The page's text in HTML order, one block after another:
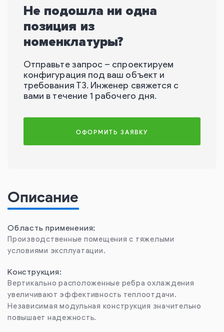
Не подошла ни одна
позиция из
номенклатуры?
Отправьте запрос – спроектируем
конфигурация под ваш объект и
требования ТЗ. Инженер свяжется с
вами в течение 1 рабочего дня.
ОФОРМИТЬ ЗАЯВКУ
Описание
Область применения:
Производственные помещения с тяжелыми
условиями эксплуатации.
Конструкция:
Вертикально расположенные ребра охлаждения
увеличивают эффективность теплоотдачи.
Независимая модульная конструкция значительно
повышает надежность.